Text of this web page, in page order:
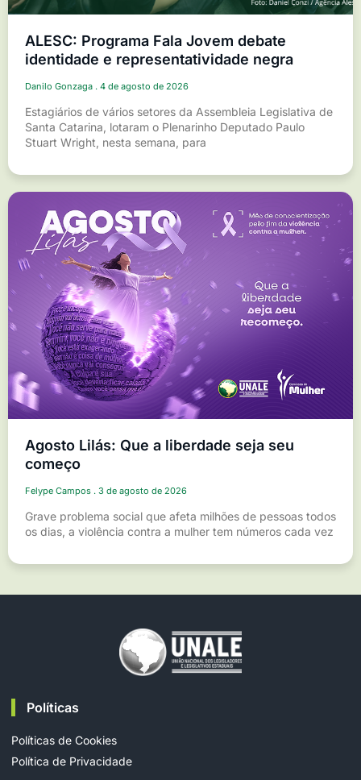
ALESC: Programa Fala Jovem debate
identidade e representatividade negra
Danilo Gonzaga 4 de agosto de 2026
Estagiários de vários setores da Assembleia Legislativa de
Santa Catarina, lotaram o Plenarinho Deputado Paulo
Stuart Wright, nesta semana, para
Agosto Lilás: Que a liberdade seja seu
começo
Felype Campos 3 de agosto de 2026
Grave problema social que afeta milhões de pessoas todos
os dias, a violência contra a mulher tem números cada vez
Políticas
Políticas de Cookies
Política de Privacidade